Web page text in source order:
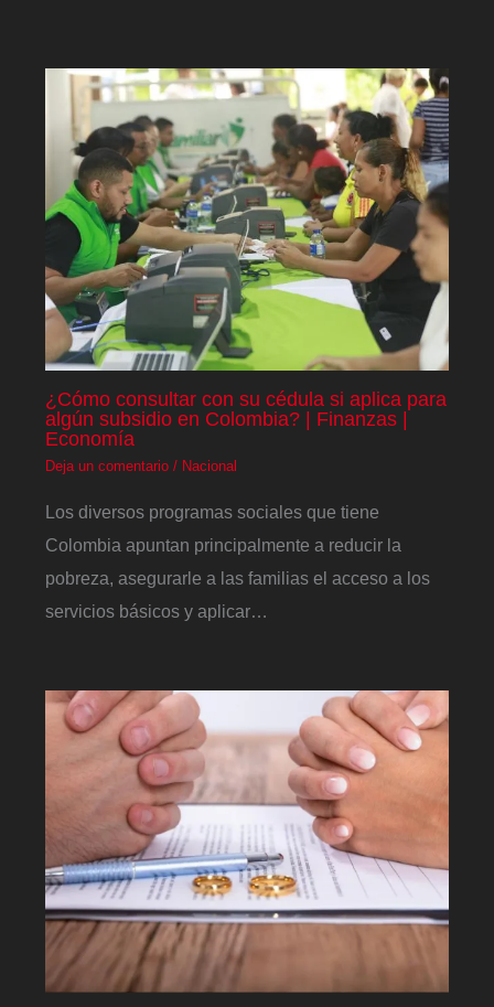
¿Cómo consultar con su cédula si aplica para
algún subsidio en Colombia? | Finanzas |
Economía
Deja un comentario / Nacional
Los diversos programas sociales que tiene
Colombia apuntan principalmente a reducir la
pobreza, asegurarle a las familias el acceso a los
servicios básicos y aplicar…